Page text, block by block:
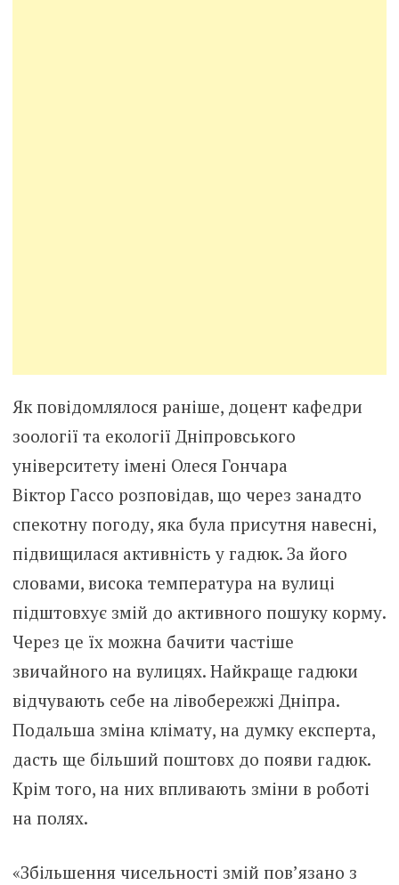
Як повідомлялося раніше, доцент кафедри
зоології та екології Дніпровського
університету імені Олеся Гончара
Віктор Гассо розповідав, що через занадто
спекотну погоду, яка була присутня навесні,
підвищилася активність у гадюк. За його
словами, висока температура на вулиці
підштовхує змій до активного пошуку корму.
Через це їх можна бачити частіше
звичайного на вулицях. Найкраще гадюки
відчувають себе на лівобережжі Дніпра.
Подальша зміна клімату, на думку експерта,
дасть ще більший поштовх до появи гадюк.
Крім того, на них впливають зміни в роботі
на полях.
«Збільшення чисельності змій пов’язано з